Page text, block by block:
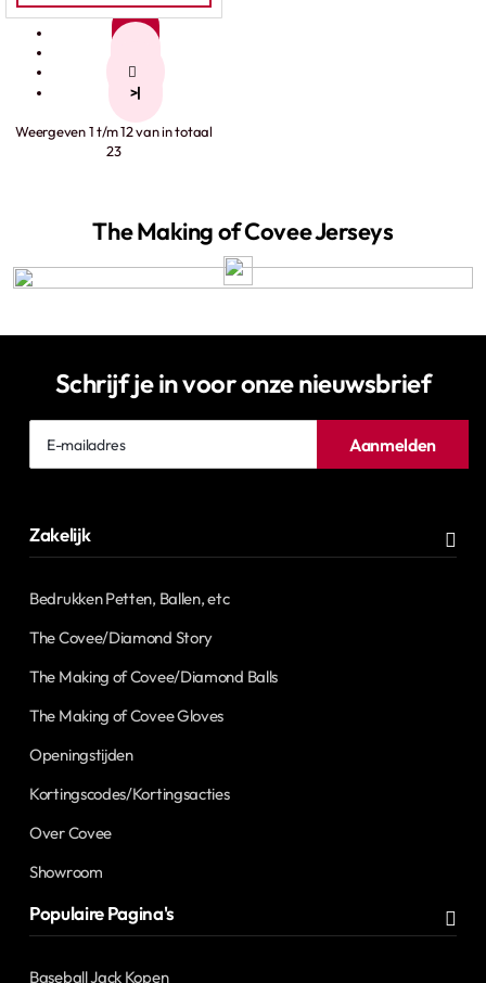
>|
Weergeven 1 t/m 12 van in totaal
23
The Making of Covee Jerseys
Schrijf je in voor onze nieuwsbrief
mailadres
Aanmelden
Zakelijk
Bedrukken Petten, Ballen, etc
The Covee/Diamond Story
The Making of Covee/Diamond Balls
The Making of Covee Gloves
Openingstijden
Kortingscodes/Kortingsacties
Over Covee
Showroom
Populaire Pagina's
Baseball Jack Kopen